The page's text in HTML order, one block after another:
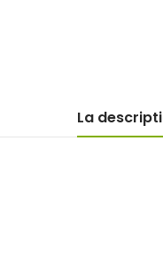
La